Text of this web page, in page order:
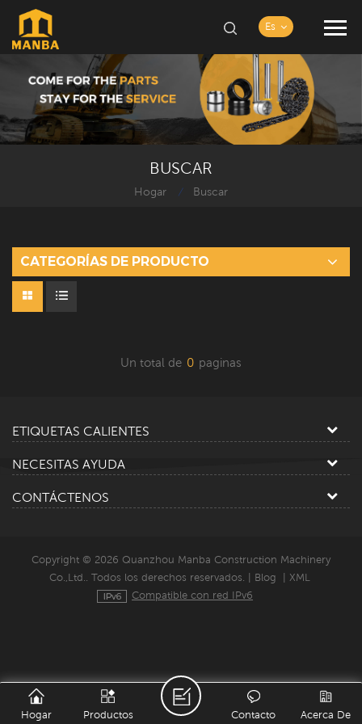
Es
BUSCAR
Hogar / Buscar
CATEGORÍAS DE PRODUCTO
Un total de 0 paginas
ETIQUETAS CALIENTES
NECESITAS AYUDA
CONTÁCTENOS
Copyright © 2026 Quanzhou Manba Construction Machinery
Co.,Ltd.. Todos los derechos reservados. |
Blog
XML
Compatible con red IPv6
Hogar Productos Acerca De
Contacto